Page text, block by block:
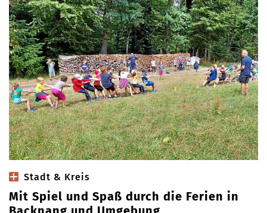
Stadt & Kreis
Mit Spiel und Spaß durch die Ferien in